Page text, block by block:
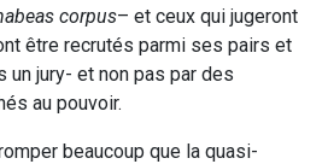
corpus– et ceux qui jugeront
être recrutés parmi ses pairs et
un jury- et non pas par des
au pouvoir.
beaucoup que la quasi-